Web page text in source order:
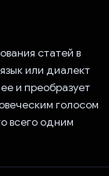
статей в
или диалект
и преобразует
голосом
всего одним